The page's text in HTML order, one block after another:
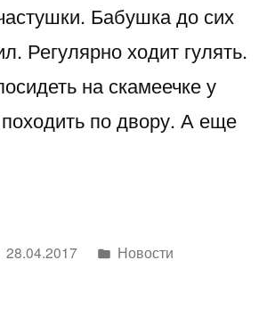
Бабушка до сих
Регулярно ходит гулять.
на скамеечке у
по двору. А еще
28.04.2017
Написано
Новости